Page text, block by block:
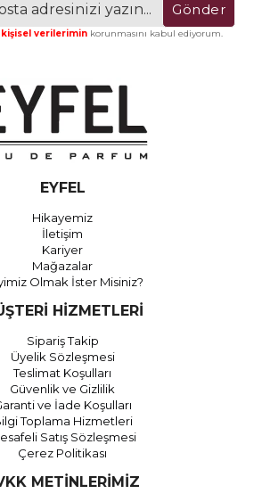
Gönder
kişisel verileriminkorunmasını kabul ediyorum.
EYFEL
Hikayemiz
İletişim
Kariyer
Mağazalar
Olmak İster Misiniz?
HİZMETLERİ
Sipariş Takip
Üyelik Sözleşmesi
Teslimat Koşulları
Güvenlik ve Gizlilik
ve İade Koşulları
Toplama Hizmetleri
Satış Sözleşmesi
Çerez Politikası
METİNLERİMİZ